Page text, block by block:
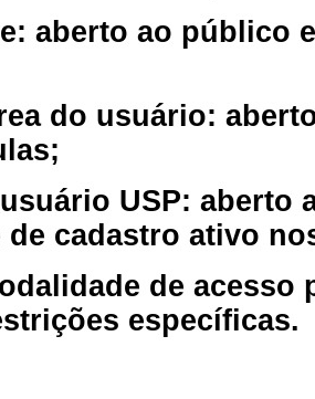
aberto ao público
do usuário:
USP: aberto
cadastro ativo
de
específicas.